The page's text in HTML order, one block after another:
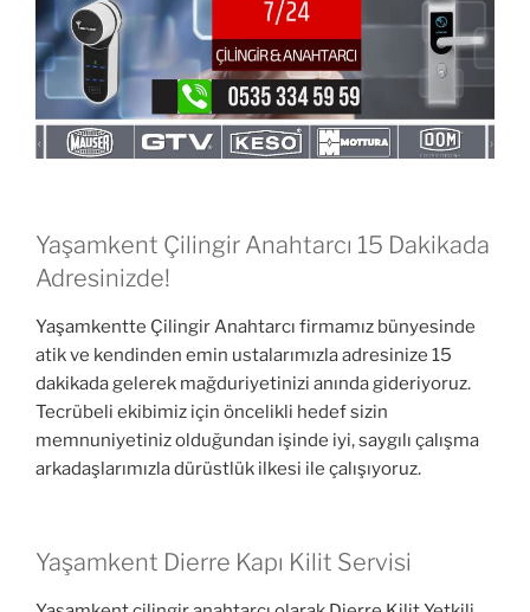
Yaşamkent Çilingir Anahtarcı 15 Dakikada
Adresinizde!
Yaşamkentte Çilingir Anahtarcı firmamız bünyesinde
atik ve kendinden emin ustalarımızla adresinize 15
dakikada gelerek mağduriyetinizi anında gideriyoruz.
Tecrübeli ekibimiz için öncelikli hedef sizin
memnuniyetiniz olduğundan işinde iyi, saygılı çalışma
arkadaşlarımızla dürüstlük ilkesi ile çalışıyoruz.
Yaşamkent Dierre Kapı Kilit Servisi